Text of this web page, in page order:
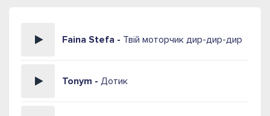
Faina Stefa - Твій моторчик дир-дир-дир
Tonym - Дотик